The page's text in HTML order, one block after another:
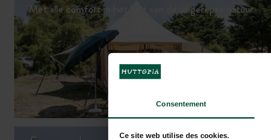
Consentement
Ce site web utilise des cookies.
Met alle comfort in het hart van de ongerepte natuur